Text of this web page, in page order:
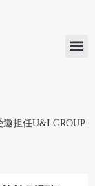
邀担任U&I GROUP